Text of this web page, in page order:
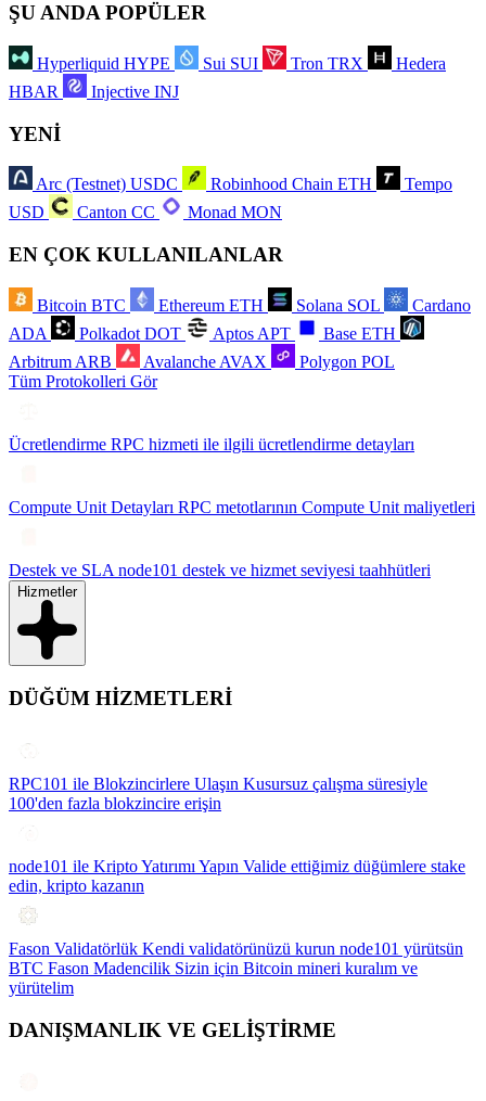
ŞU ANDA POPÜLER
Hyperliquid HYPE Sui SUI Tron TRX
Hedera
HBAR
Injective INJ
YENİ
Arc (Testnet) USDC Robinhood Chain ETH
Tempo
USD
Canton CC Monad MON
EN ÇOK KULLANILANLAR
Bitcoin BTC Ethereum ETH Solana SOL
Cardano
ADA
Polkadot DOT Aptos APT Base ETH
Arbitrum ARB Avalanche AVAX Polygon POL
Tüm Protokolleri Gör
Ücretlendirme RPC hizmeti ile ilgili ücretlendirme detayları
Compute Unit Detayları RPC metotlarının Compute Unit maliyetleri
Destek ve SLA node101 destek ve hizmet seviyesi taahhütleri
Hizmetler
DÜĞÜM HİZMETLERİ
RPC101 ile Blokzincirlere Ulaşın Kusursuz çalışma süresiyle
100'den fazla blokzincire erişin
node101 ile Kripto Yatırımı Yapın Valide ettiğimiz düğümlere stake
edin, kripto kazanın
Fason Validatörlük Kendi validatörünüzü kurun node101 yürütsün
BTC Fason Madencilik Sizin için Bitcoin mineri kuralım ve
yürütelim
DANIŞMANLIK VE GELİŞTİRME